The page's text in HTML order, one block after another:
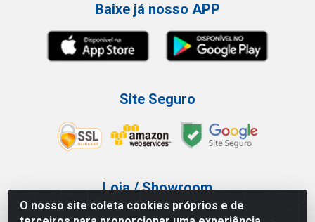
O nosso site coleta cookies próprios e de
Baixe já nosso APP
Site Seguro
Loja / Showroom
Tel.: (11) 3227-0546